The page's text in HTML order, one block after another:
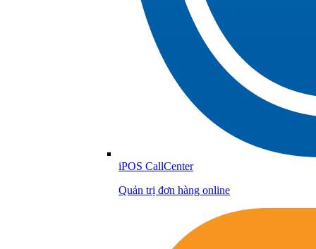
iPOS CallCenter
Quản trị đơn hàng online